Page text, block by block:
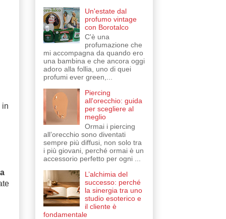
in
Un'estate dal
profumo vintage
con Borotalco
C'è una
profumazione che
mi accompagna da quando ero
una bambina e che ancora oggi
adoro alla follia, uno di quei
profumi ever green,...
Piercing
all'orecchio: guida
per scegliere al
meglio
Ormai i piercing
all’orecchio sono diventati
sempre più diffusi, non solo tra
i più giovani, perché ormai è un
accessorio perfetto per ogni ...
L’alchimia del
successo: perché
la sinergia tra uno
studio esoterico e
il cliente è
fondamentale